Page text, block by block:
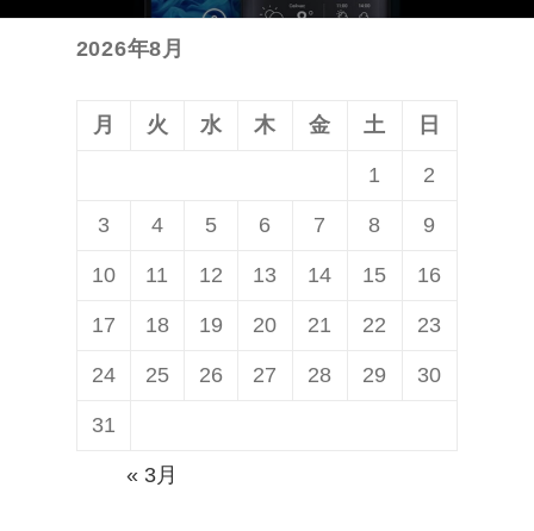
の
2026年8月
月 火 水 木 金 土 日
1 2
3 4 5 6 7 8 9
10 11 12 13 14 15 16
17 18 19 20 21 22 23
24 25 26 27 28 29 30
31
« 3月